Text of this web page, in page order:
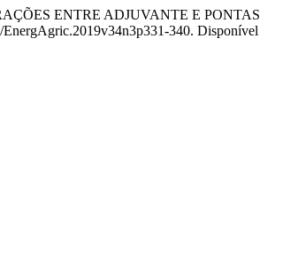
ENTRE ADJUVANTE E PONTAS
340. Disponível